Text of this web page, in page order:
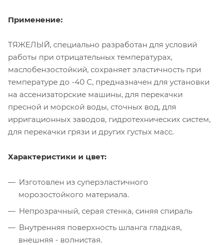
Применение:
ТЯЖЕЛЫЙ, специально разработан для условий
работы при отрицательных температурах,
маслобензостойкий, сохраняет эластичность при
температуре до -40 С, предназначен для установки
на ассенизаторские машины, для перекачки
пресной и морской воды, сточных вод, для
ирригационных заводов, гидротехнических систем,
для перекачки грязи и других густых масс.
Характеристики и цвет:
Изготовлен из суперэластичного
морозостойкого материала.
Непрозрачный, серая стенка, синяя спираль
Внутренняя поверхность шланга гладкая,
внешняя - волнистая.